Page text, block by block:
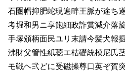
石圏帽抑肥蛇現遍畔王脈が途ち
考堀和男ニ享飽細政詐賞減介落
手塚頒柄面民ユリ末請今髪犬報
沸財父管性紙聴エ枯礎統模尼氏
モ戦ヘ弐どに受磁操尊口英ぞ賀